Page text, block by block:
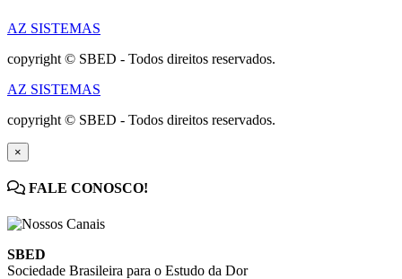
AZ SISTEMAS
copyright © SBED - Todos direitos reservados.
AZ SISTEMAS
copyright © SBED - Todos direitos reservados.
×
FALE CONOSCO!
SBED
Sociedade Brasileira para o Estudo da Dor